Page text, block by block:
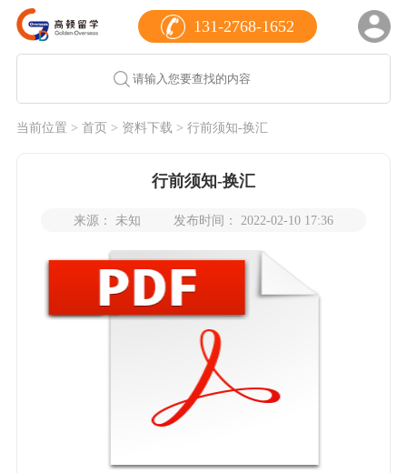
131-2768-1652
当前位置 > 首页 > 资料下载 > 行前须知-换汇
行前须知-换汇
来源： 未知 发布时间： 2022-02-10 17:36